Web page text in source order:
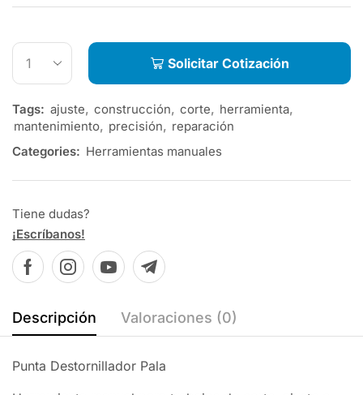
Solicitar Cotización
Tags: ajuste, construcción, corte, herramienta,
mantenimiento, precisión, reparación
Categories: Herramientas manuales
Tiene dudas?
¡Escríbanos!
Descripción Valoraciones (0)
Punta Destornillador Pala